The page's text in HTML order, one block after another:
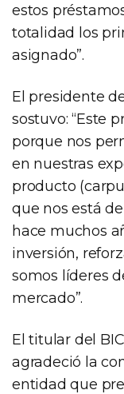
estos
totalidad los
asignado”.
El presidente
sostuvo: “Este
porque nos
en nuestras
producto
que nos está
hace muchos
inversión,
somos líderes
mercado”.
El titular del
agradeció la
entidad que